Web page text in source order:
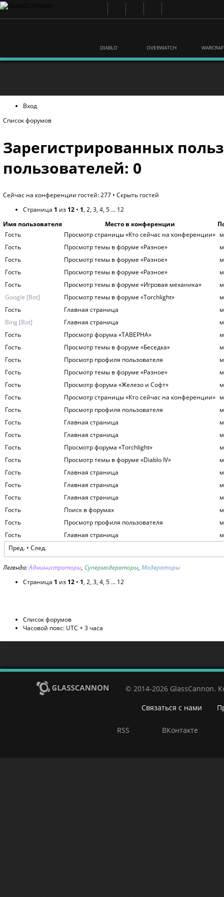
DIABLO OVERWATCH
Вход
Список форумов
Зарегистрированных
пользователей: 0
Сейчас на конференции гостей: 277 • Скрыть гостей
Страница 1 из 12 • 1, 2, 3, 4, 5 ... 12
Имя пользователя
Место в конференции
Гость
Просмотр страницы «Кто сейчас на конференции»
Гость
Просмотр темы в форуме «Разное»
Гость
Просмотр темы в форуме «Разное»
Гость
Просмотр темы в форуме «Разное»
Гость
Просмотр темы в форуме «Игровая механика»
Google [Bot]
Просмотр темы в форуме «Torchlight»
Гость
Главная страница
Bing [Bot]
Главная страница
Гость
Просмотр форума «ТАВЕРНА»
Гость
Просмотр темы в форуме «Беседка»
Гость
Просмотр профиля пользователя
Гость
Просмотр темы в форуме «Разное»
Гость
Просмотр форума «Железо и Софт»
Гость
Просмотр страницы «Кто сейчас на конференции»
Гость
Просмотр профиля пользователя
Гость
Главная страница
Гость
Главная страница
Гость
Просмотр форума «Torchlight»
Гость
Просмотр темы в форуме «Diablo IV»
Гость
Главная страница
Гость
Главная страница
Гость
Главная страница
Гость
Поиск в форумах
Гость
Просмотр профиля пользователя
Гость
Главная страница
Пред. • След.
Легенда:Администраторы, Супермодераторы, Модераторы
Страница 1 из 12 • 1, 2, 3, 4, 5 ... 12
Список форумов
Часовой пояс: UTC + 3 часа
© 2014-2026 GlassCannon.
Связаться с нами
RSS ВКонтакте